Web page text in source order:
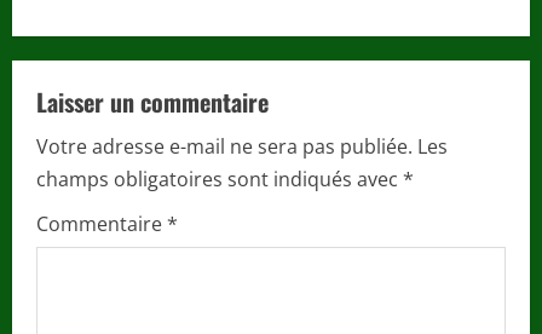
u
e
R
e
Laisser un commentaire
Votre adresse e-mail ne sera pas publiée. Les
champs obligatoires sont indiqués avec *
Commentaire*